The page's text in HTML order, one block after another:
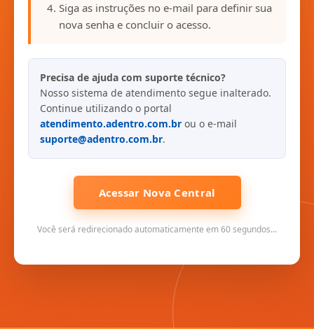
Siga as instruções no e-mail para definir sua
nova senha e concluir o acesso.
Precisa de ajuda com suporte técnico?
Nosso sistema de atendimento segue inalterado.
Continue utilizando o portal
atendimento.adentro.com.br ou o e-mail
suporte@adentro.com.br.
Acessar Nova Central
Você será redirecionado automaticamente em 60 segundos...